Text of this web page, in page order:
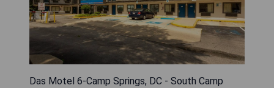
Das Motel 6-Camp Springs, DC - South Camp